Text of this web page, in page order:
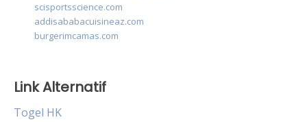
scisportsscience.com
addisababacuisineaz.com
burgerimcamas.com
Link Alternatif
Togel HK